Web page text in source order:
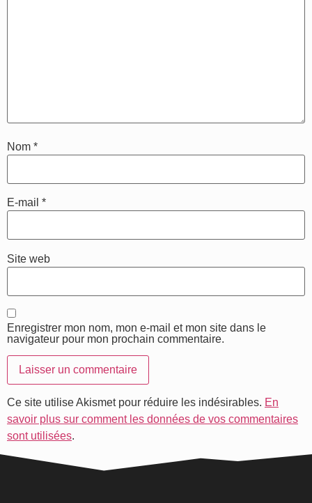
Nom *
E-mail *
Site web
Enregistrer mon nom, mon e-mail et mon site dans le
navigateur pour mon prochain commentaire.
Ce site utilise Akismet pour réduire les indésirables. En
savoir plus sur comment les données de vos commentaires
sont utilisées.